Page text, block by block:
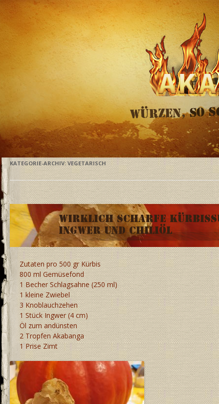
KATEGORIE-ARCHIV:VEGETARISCH
Wirklich scharfe
Ingwer und Chiliöl
Zutaten pro 500 gr Kürbis
800 ml Gemüsefond
1 Becher Schlagsahne (250 ml)
1 kleine Zwiebel
3 Knoblauchzehen
1 Stück Ingwer (4 cm)
Öl zum andünsten
2 Tropfen Akabanga
1 Prise Zimt